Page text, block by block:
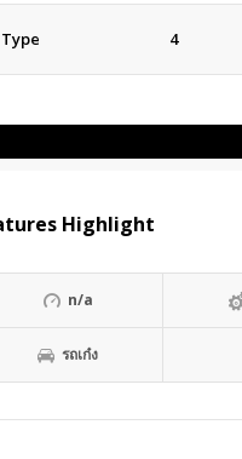
4
Highlight
n/a
รถเก๋ง